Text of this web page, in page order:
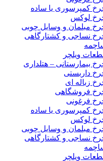
کمپرسوری یا ساده
لوکس
مبلمان و وسایل چوبی
نساجی و کشتارگاهی
ویلچر
بیمارستانی – هتلداری
داربستی
زباله ای
فروشگاهی
فرغونی
کمپرسوری یا ساده
لوکس
مبلمان و وسایل چوبی
نساجی و کشتارگاهی
ویلچر